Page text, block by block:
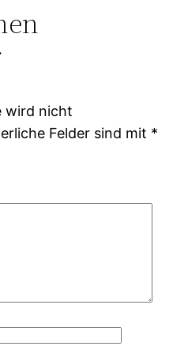
wird nicht
Felder sind mit *